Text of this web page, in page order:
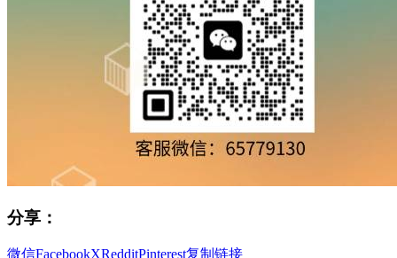
分享：
微信FacebookXRedditPinterest复制链接